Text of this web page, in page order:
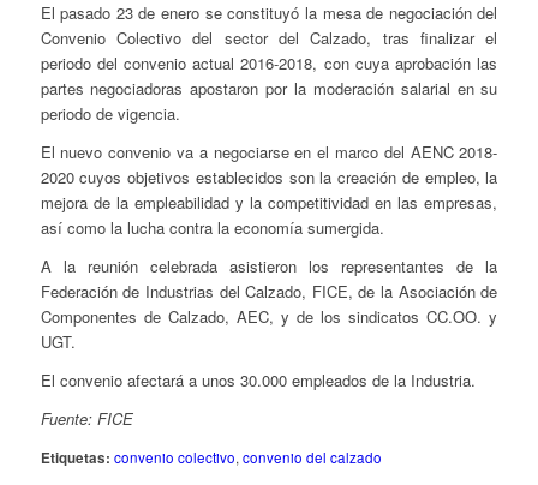
El pasado 23 de enero se constituyó la mesa de negociación del
Convenio Colectivo del sector del Calzado, tras finalizar el
periodo del convenio actual 2016-2018, con cuya aprobación las
partes negociadoras apostaron por la moderación salarial en su
periodo de vigencia.
El nuevo convenio va a negociarse en el marco del AENC 2018-
2020 cuyos objetivos establecidos son la creación de empleo, la
mejora de la empleabilidad y la competitividad en las empresas,
así como la lucha contra la economía sumergida.
A la reunión celebrada asistieron los representantes de la
Federación de Industrias del Calzado, FICE, de la Asociación de
Componentes de Calzado, AEC, y de los sindicatos CC.OO. y
UGT.
El convenio afectará a unos 30.000 empleados de la Industria.
Fuente: FICE
Etiquetas: convenio colectivo,convenio del calzado